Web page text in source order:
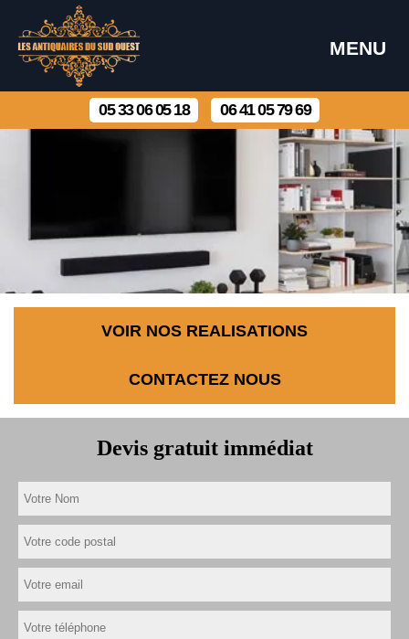
MENU
05 33 06 05 18 06 41 05 79 69
VOIR NOS REALISATIONS
CONTACTEZ NOUS
Devis gratuit immédiat